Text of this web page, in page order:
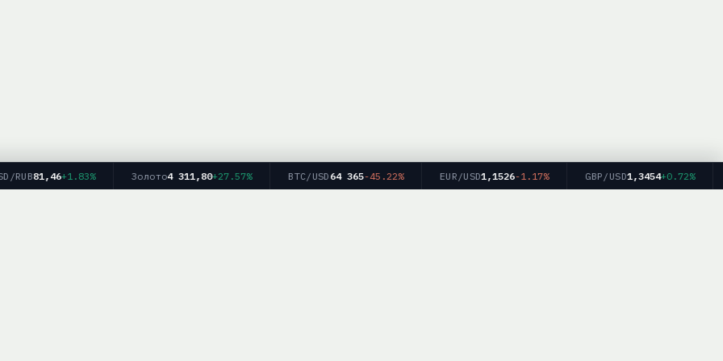
RUB81,46+1.83% Золото4 311,80+27.57% BTC/USD64 365-45.22% EUR/USD1,1526-1.17% GBP/USD1,3454+0.72%